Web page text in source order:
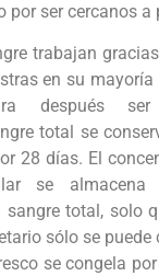
por ser cercanos a
trabajan
en su
después
total se
28 días. El
se
total, solo
sólo se puede
se congela